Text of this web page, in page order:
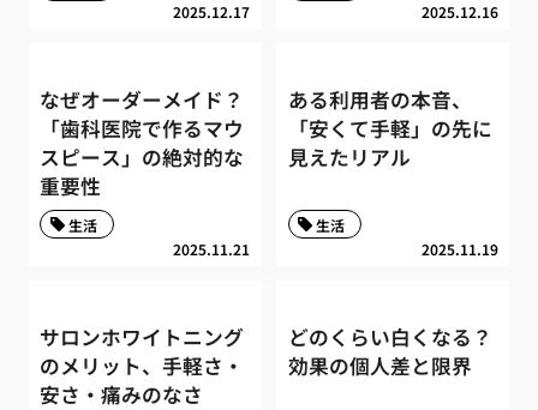
2025.12.17 2025.12.16
なぜオーダーメイド？
「歯科医院で作るマウ
スピース」の絶対的な
重要性
2025.11.21
生活
ある利用者の本音、
「安くて手軽」の先に
見えたリアル
2025.11.19
生活
サロンホワイトニング
のメリット、手軽さ・
安さ・痛みのなさ
どのくらい白くなる？
効果の個人差と限界